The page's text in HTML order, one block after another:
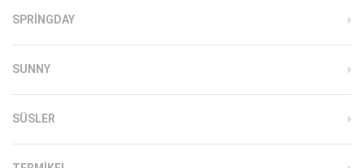
SPRINGDAY
SUNNY
SÜSLER